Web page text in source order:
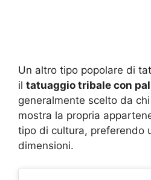
Un altro tipo popolare di
il tatuaggio tribale con
generalmente scelto da
mostra la propria
tipo di cultura, preferendo
dimensioni.